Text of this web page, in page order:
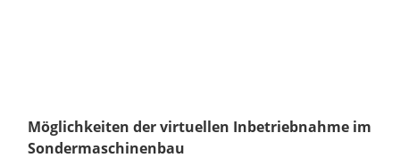
Möglichkeiten der virtuellen Inbetriebnahme im
Sondermaschinenbau